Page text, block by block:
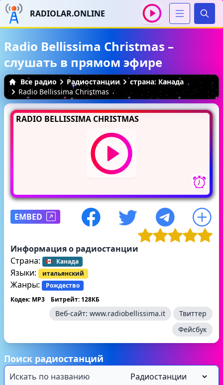
RADIOLAR.ONLINE
Radio Bellissima Christmas –
слушать в прямом эфире
Все радио Радиостанции
страна: Канада
Radio Bellissima Christmas
RADIO BELLISSIMA CHRISTMAS
EMBED
Информация о радиостанции
Страна:
Канада
Языки: итальянский
Жанры:
Рождество
Кодек: MP3
Битрейт: 128КБ
Веб-сайт: www.radiobellissima.it
Твиттер
Фейсбук
Поиск радиостанций